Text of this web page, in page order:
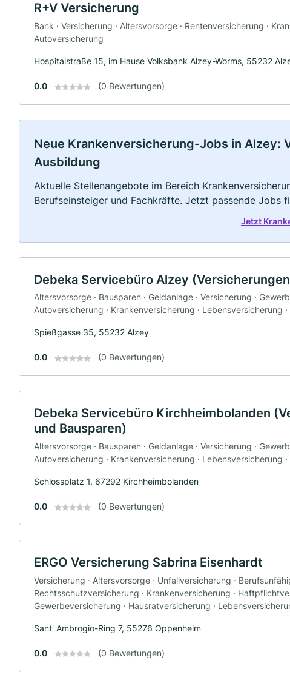
R+V Versicherung
Bank · Versicherung · Altersvorsorge · Rentenversicherung ·
Autoversicherung
Hospitalstraße 15, im Hause Volksbank Alzey-Worms, 55232
0.0 (0 Bewertungen)
Neue Krankenversicherung-Jobs in Alzey:
Ausbildung
Aktuelle Stellenangebote im Bereich
Berufseinsteiger und Fachkräfte. Jetzt passende Jobs
Jetzt
Debeka Servicebüro Alzey
Altersvorsorge · Bausparen · Geldanlage · Versicherung ·
Autoversicherung · Krankenversicherung · Lebensversicherung
Spießgasse 35, 55232 Alzey
0.0 (0 Bewertungen)
Debeka Servicebüro Kirchheimbolanden
und Bausparen)
Altersvorsorge · Bausparen · Geldanlage · Versicherung ·
Autoversicherung · Krankenversicherung · Lebensversicherung
Schlossplatz 1, 67292 Kirchheimbolanden
0.0 (0 Bewertungen)
ERGO Versicherung Sabrina Eisenhardt
Versicherung · Altersvorsorge · Unfallversicherung ·
Rechtsschutzversicherung · Krankenversicherung ·
Gewerbeversicherung · Hausratversicherung ·
Sant' Ambrogio-Ring 7, 55276 Oppenheim
0.0 (0 Bewertungen)